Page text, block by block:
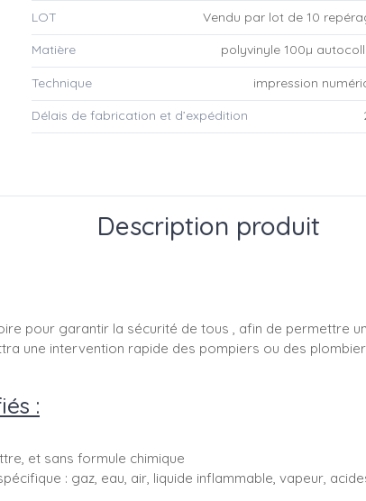
LOT Vendu par lot de 10
Matière polyvinyle 100µ
Technique impression
Délais de fabrication et d’expédition
Description produit
pour garantir la sécurité de tous , afin de permettre
une intervention rapide des pompiers ou des
:
et sans formule chimique
: gaz, eau, air, liquide inflammable, vapeur,